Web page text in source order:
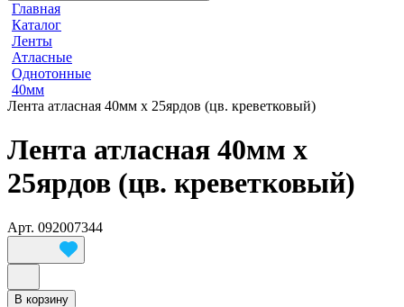
Главная
Каталог
Ленты
Атласные
Однотонные
40мм
Лента атласная 40мм х 25ярдов (цв. креветковый)
Лента атласная 40мм х
25ярдов (цв. креветковый)
Арт. 092007344
В корзину